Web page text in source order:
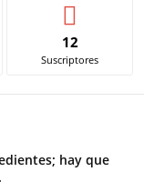
12
Suscriptores
hay que